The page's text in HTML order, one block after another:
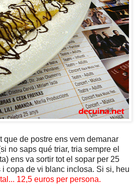
que de postre ens vem demanar
no saps qué triar, tria sempre el
ens va sortir tot el sopar per 25
copa de vi blanc inclosa. Si si, heu
12,5 euros per persona.